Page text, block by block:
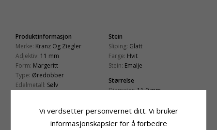
Produktinformasjon
Merke: Kranz Og Ziegler
Adjektiv: 11 mm
Form: Margeritt
Type: Øredobber
Edelmetall: Sølv
Stein
Sliping: Glatt
Farge: Hvit
Stein: Emalje
Størrelse
Diameter:11,0 mm
Leveringstid:Ca. 5-10 Hverdager
Vi verdsetter personvernet ditt. Vi bruker
informasjonskapsler for å forbedre